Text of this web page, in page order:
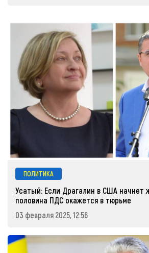
ПОЛИТИКА
Усатый: Если Драгалин в США начнет
половина ПДС окажется в тюрьме
03 февраля 2025, 12:56